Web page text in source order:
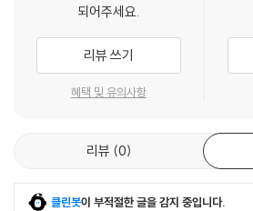
지난 10년 동안 감춰왔던 내 영업 비밀을 털린
묘하면서도 비상식적인 관계를 이런 통찰과
까지 4권의 영어책을 쓰면서 1,000권이 넘는
어왔다. 그 1,000권의 영어책 중 나에게 가장
욕망’을 만나게 된다. 그 욕망을 다른 말로 하면
간다 마사노리가 이야기해주지 않으면 어디서
득한 ‘돈과 영어의 비상식적인 관계’ 이야기를
되어주세요.
리뷰 쓰기
혜택 및 유의사항
리뷰 0
클린봇이 부적절한 글을 감지 중입니다.